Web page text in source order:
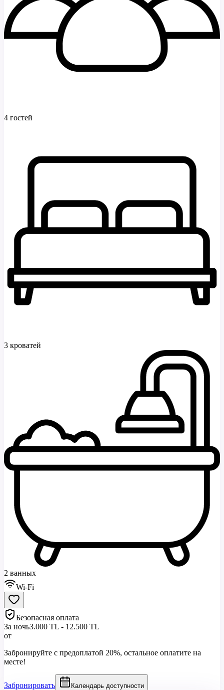
4 гостей
3 кроватей
2 ванных
Wi-Fi
Безопасная оплата
За ночь3.000 TL - 12.500 TL
от
Забронируйте с предоплатой 20%, остальное оплатите на
месте!
Забронировать Календарь доступности